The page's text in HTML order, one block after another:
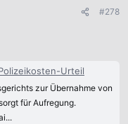
#278
Urteil
zur Übernahme von
für Aufregung.